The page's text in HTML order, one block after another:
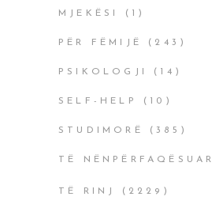
MJEKËSI (1)
PËR FËMIJË (243)
PSIKOLOGJI (14)
SELF-HELP (10)
STUDIMORË (385)
TË NËNPËRFAQËSUAR
TË RINJ (2229)